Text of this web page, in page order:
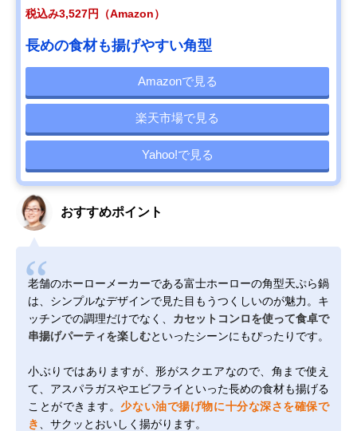
税込み3,527円（Amazon）
長めの食材も揚げやすい角型
Amazonで見る
楽天市場で見る
Yahoo!で見る
おすすめポイント
老舗のホーローメーカーである富士ホーローの角型天ぷら鍋
は、シンプルなデザインで見た目もうつくしいのが魅力。キ
ッチンでの調理だけでなく、 カセットコンロを使って食卓で
串揚げパーティを楽しむといったシーンにもぴったりです。
小ぶりではありますが、形がスクエアなので、角まで使え
て、アスパラガスやエビフライといった長めの食材も揚げる
ことができます。少ない油で揚げ物に十分な深さを確保で
き
、サクッとおいしく揚がります。